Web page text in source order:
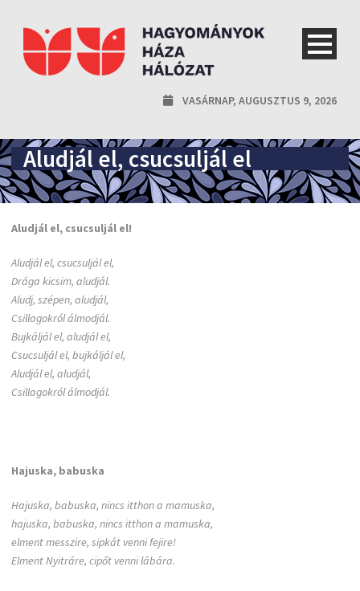
VASÁRNAP, AUGUSZTUS 9, 2026
Aludjál el, csucsuljál el
Aludjál el, csucsuljál el!
Aludjál el, csucsuljál el,
Drága kicsim, aludjál.
Aludj, szépen, aludjál,
Csillagokról álmodjál.
Bujkáljál el, aludjál el,
Csucsuljál el, bujkáljál el,
Aludjál el, aludjál,
Csillagokról álmodjál.
Hajuska, babuska
Hajuska, babuska, nincs itthon a mamuska,
hajuska, babuska, nincs itthon a mamuska,
elment messzire, sipkát venni fejire!
Elment Nyitráre, cipőt venni lábára.